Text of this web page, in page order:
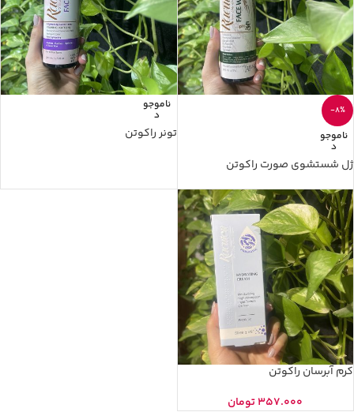
-8%
ناموجو
د
ژل شستشوی صورت راکوتن
ناموجو
د
تونر راکوتن
کرم آبرسان راکوتن
357.000تومان